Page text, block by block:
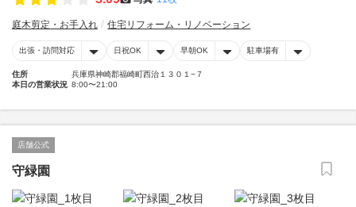
庭木剪定・お手入れ 住宅リフォーム・リノベーション
出張・訪問対応 日祝OK 早朝OK 駐車場有
住所
兵庫県神崎郡福崎町西治１３０１−７
本日の営業状況 8:00〜21:00
店舗公式
守緑園